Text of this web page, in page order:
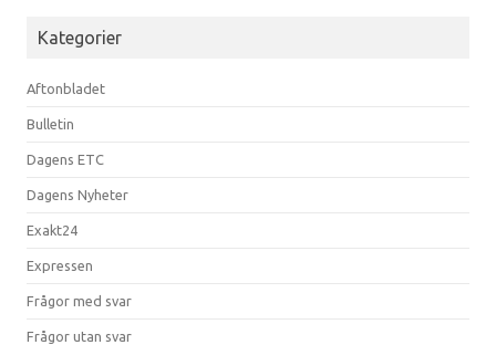
Kategorier
Aftonbladet
Bulletin
Dagens ETC
Dagens Nyheter
Exakt24
Expressen
Frågor med svar
Frågor utan svar